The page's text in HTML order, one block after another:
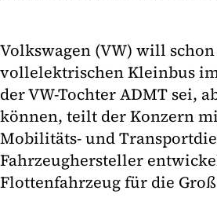
Volkswagen (VW) will
vollelektrischen Kleinbus
der VW-Tochter ADMT sei,
können, teilt der Konzern
Mobilitäts- und
Fahrzeughersteller
Flottenfahrzeug für die